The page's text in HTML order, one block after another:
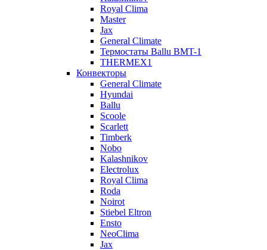
Royal Clima
Master
Jax
General Climate
Термостаты Ballu BMT-1
THERMEX1
Конвекторы
General Climate
Hyundai
Ballu
Scoole
Scarlett
Timberk
Nobo
Kalashnikov
Electrolux
Royal Clima
Roda
Noirot
Stiebel Eltron
Ensto
NeoClima
Jax